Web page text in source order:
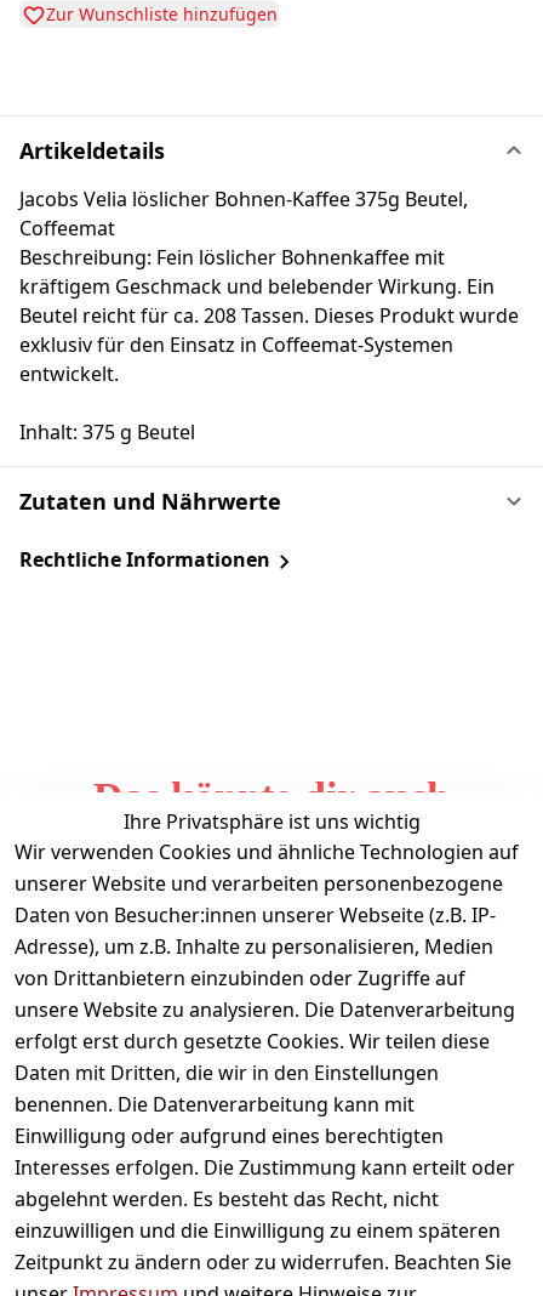
Zur Wunschliste hinzufügen
Artikeldetails
Jacobs Velia löslicher Bohnen-Kaffee 375g Beutel,
Coffeemat
Beschreibung: Fein löslicher Bohnenkaffee mit
kräftigem Geschmack und belebender Wirkung. Ein
Beutel reicht für ca. 208 Tassen. Dieses Produkt wurde
exklusiv für den Einsatz in Coffeemat-Systemen
entwickelt.
Inhalt: 375 g Beutel
Zutaten und Nährwerte
Rechtliche Informationen
Das könnte dir auch
gefallen
Ihre Privatsphäre ist uns wichtig
Wir verwenden Cookies und ähnliche Technologien auf
unserer Website und verarbeiten personenbezogene
Daten von Besucher:innen unserer Webseite (z.B. IP-
Adresse), um z.B. Inhalte zu personalisieren, Medien
von Drittanbietern einzubinden oder Zugriffe auf
unsere Website zu analysieren. Die Datenverarbeitung
erfolgt erst durch gesetzte Cookies. Wir teilen diese
Daten mit Dritten, die wir in den Einstellungen
benennen. Die Datenverarbeitung kann mit
Einwilligung oder aufgrund eines berechtigten
Interesses erfolgen. Die Zustimmung kann erteilt oder
abgelehnt werden. Es besteht das Recht, nicht
einzuwilligen und die Einwilligung zu einem späteren
Zeitpunkt zu ändern oder zu widerrufen. Beachten Sie
Informationen
Mein Konto
Vertrag widerrufen